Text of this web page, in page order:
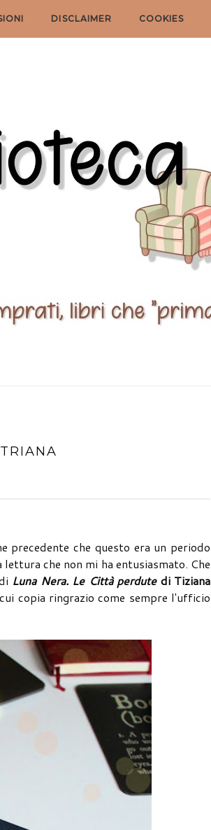
DISCLAIMER COOKIES
precedente che questo era un periodo
che non mi ha entusiasmato. Che
Luna Nera. Le Città perdutedi Tiziana
copia ringrazio come sempre l'ufficio